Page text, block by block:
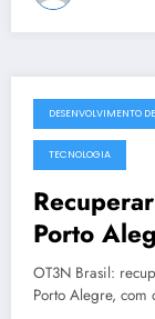
julho 19, 2025
DESENVOLVIMENTO
TECNOLOGIA
Porto
da OT3N
OT3N Brasil:
Porto Alegre,